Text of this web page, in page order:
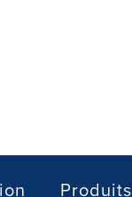
Produits